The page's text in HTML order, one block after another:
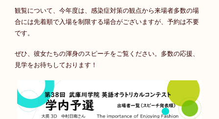
観覧について、今年度は、感染症対策の観点から来場者多数の場
合には先着順で入場を制限する場合がございますが、予約は不要
です。
ぜひ、彼女たちの渾身のスピーチをご覧ください。多数の応援、
見学をお待ちしております！